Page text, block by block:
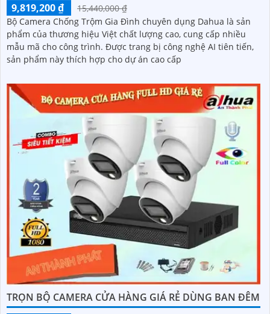
9,819,200 ₫
15,440,000 ₫
Bộ Camera Chống Trộm Gia Đình chuyên dụng Dahua là sản
phẩm của thương hiệu Việt chất lượng cao, cung cấp nhiều
mẫu mã cho công trình. Được trang bị công nghệ AI tiên tiến,
sản phẩm này thích hợp cho dự án cao cấp
TRỌN BỘ CAMERA CỬA HÀNG GIÁ RẺ DÙNG BAN ĐÊM